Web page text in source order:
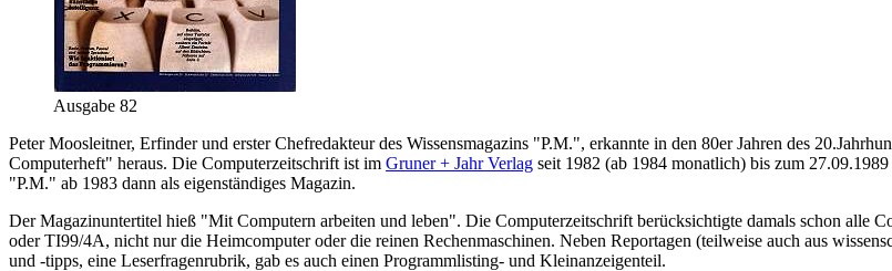
Ausgabe 82
Peter Moosleitner, Erfinder und erster Chefredakteur des Wissensmagazins "P.M.", erkannte in den 80er Jahren des
Computerheft" heraus. Die Computerzeitschrift ist im Gruner + Jahr Verlag seit 1982 (ab 1984 monatlich) bis zum
"P.M." ab 1983 dann als eigenständiges Magazin.
Der Magazinuntertitel hieß "Mit Computern arbeiten und leben". Die Computerzeitschrift berücksichtigte damals schon alle
oder TI99/4A, nicht nur die Heimcomputer oder die reinen Rechenmaschinen. Neben Reportagen (teilweise auch aus
und -tipps, eine Leserfragenrubrik, gab es auch einen Programmlisting- und Kleinanzeigenteil.